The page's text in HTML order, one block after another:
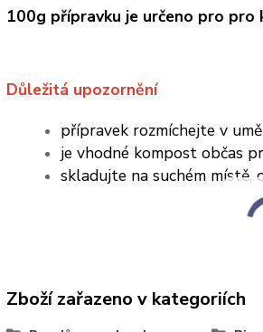
100g přípravku je určeno pro
Důležitá upozornění
přípravek rozmíchejte v
je vhodné kompost občas
skladujte na suchém místě,
Zboží zařazeno v kategoriích